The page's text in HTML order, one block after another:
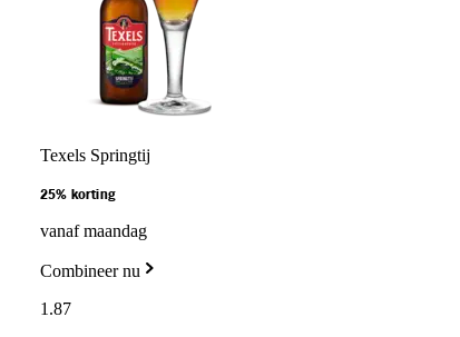
Texels Springtij
25% korting
vanaf maandag
Combineer nu
1 .87